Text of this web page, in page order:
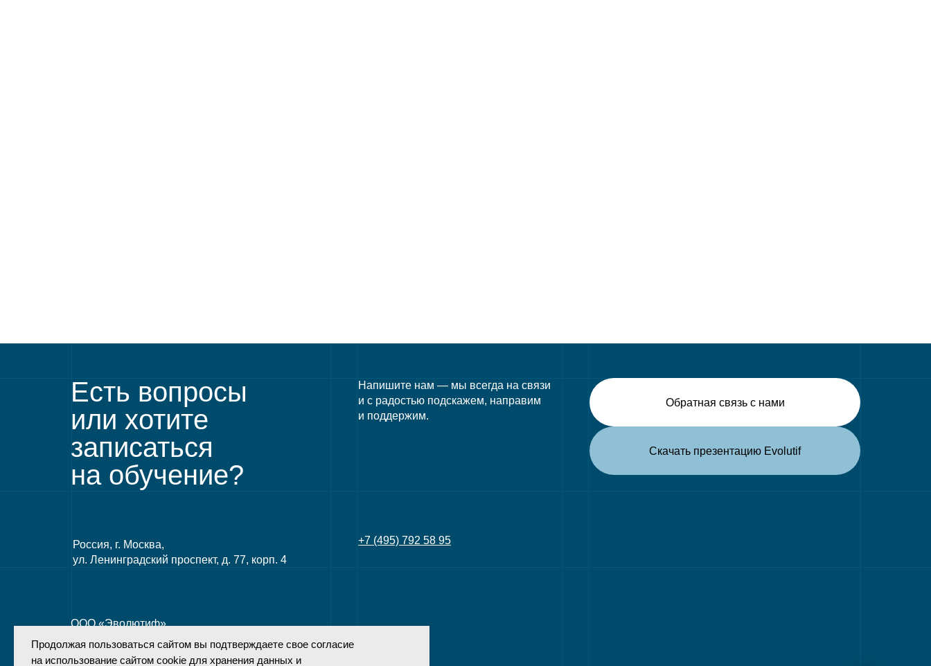
Есть вопросы
или хотите
записаться
на обучение?
+7 (495) 792 58 95
ООО «Эволютиф»
ОГРН 1207700259030
Россия, г. Москва,
ул. Ленинградский проспект, д. 77, корп. 4
Напишите нам — мы всегда на связи
и с радостью подскажем, направим
и поддержим.
Обратная связь с нами
Скачать презентацию Evolutif
Продолжая пользоваться сайтом вы подтверждаете свое согласие
на использование сайтом cookie для хранения данных и